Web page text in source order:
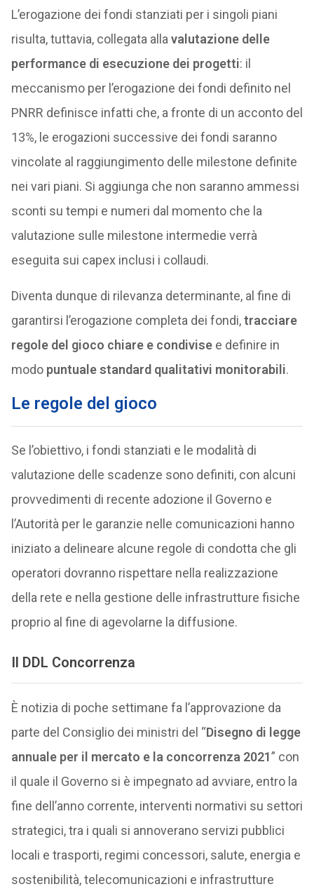
L’erogazione dei fondi stanziati per i singoli piani
risulta, tuttavia, collegata alla valutazione delle
performance di esecuzione dei progetti: il
meccanismo per l’erogazione dei fondi definito nel
PNRR definisce infatti che, a fronte di un acconto del
13%, le erogazioni successive dei fondi saranno
vincolate al raggiungimento delle milestone definite
nei vari piani. Si aggiunga che non saranno ammessi
sconti su tempi e numeri dal momento che la
valutazione sulle milestone intermedie verrà
eseguita sui capex inclusi i collaudi.
Diventa dunque di rilevanza determinante, al fine di
garantirsi l’erogazione completa dei fondi,tracciare
regole del gioco chiare e condivise e definire in
modo puntuale standard qualitativi monitorabili.
Le regole del gioco
Se l’obiettivo, i fondi stanziati e le modalità di
valutazione delle scadenze sono definiti, con alcuni
provvedimenti di recente adozione il Governo e
l’Autorità per le garanzie nelle comunicazioni hanno
iniziato a delineare alcune regole di condotta che gli
operatori dovranno rispettare nella realizzazione
della rete e nella gestione delle infrastrutture fisiche
proprio al fine di agevolarne la diffusione.
Il DDL Concorrenza
È notizia di poche settimane fa l’approvazione da
parte del Consiglio dei ministri del “Disegno di legge
annuale per il mercato e la concorrenza 2021” con
il quale il Governo si è impegnato ad avviare, entro la
fine dell’anno corrente, interventi normativi su settori
strategici, tra i quali si annoverano servizi pubblici
locali e trasporti, regimi concessori, salute, energia e
sostenibilità, telecomunicazioni e infrastrutture